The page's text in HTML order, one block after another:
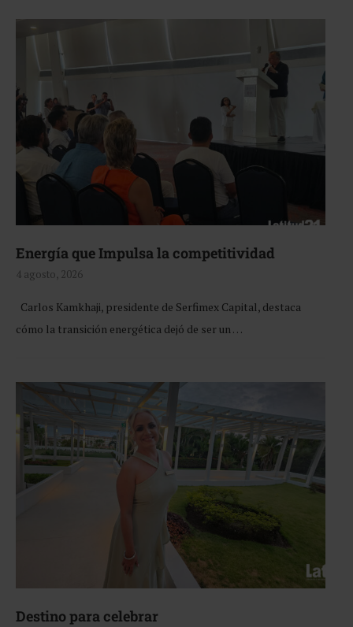
Energía que Impulsa la competitividad
4 agosto, 2026
Carlos Kamkhaji, presidente de Serfimex Capital, destaca
cómo la transición energética dejó de ser un …
Destino para celebrar